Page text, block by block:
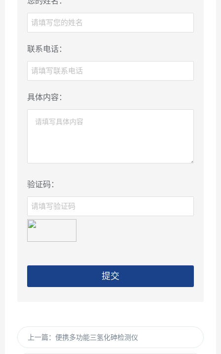
联系电话：
具体内容：
验证码：
提交
上一篇： 便携多功能三氢化砷检测仪